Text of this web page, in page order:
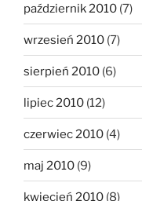
październik 2010 (7)
wrzesień 2010 (7)
sierpień 2010 (6)
lipiec 2010 (12)
czerwiec 2010 (4)
maj 2010 (9)
kwiecień 2010 (8)